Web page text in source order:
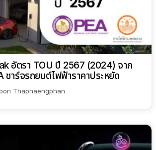
อัตรา TOU ปี 2567 (2024) จาก
ชาร์จรถยนต์ไฟฟ้าราคาประหยัด
Thaphaengphan